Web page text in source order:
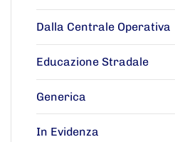
Dalla Centrale Operativa
Educazione Stradale
Generica
In Evidenza